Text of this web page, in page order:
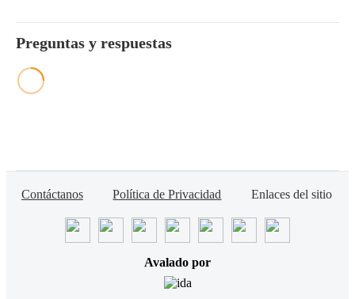
Preguntas y respuestas
Contáctanos Política de Privacidad Enlaces del sitio
Avalado por